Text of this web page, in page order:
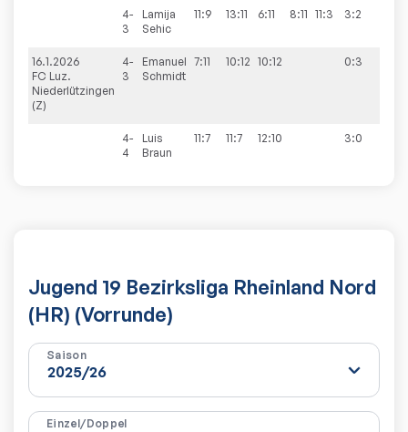
4-
3
Lamija
Sehic
11:9 13:11 6:11 8:11 11:3 3:2
16.1.2026
FC Luz.
Niederlützingen
(Z)
4-
3
Emanuel
Schmidt
7:11 10:12 10:12 0:3
4-
4
Luis
Braun
11:7 11:7 12:10 3:0
Jugend 19 Bezirksliga Rheinland Nord
(HR) (Vorrunde)
Saison
Einzel/Doppel